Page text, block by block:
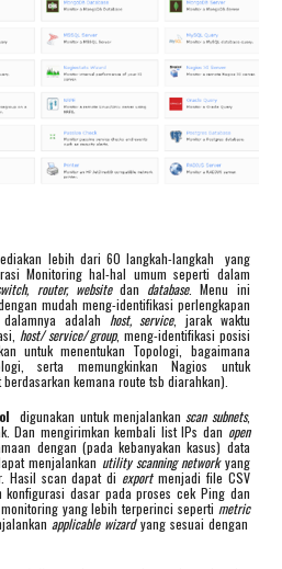
lebih dari 60 langkah-langkah yang
Monitoring hal-hal umum seperti dalam
router, website dan database. Menu ini
mudah meng-identifikasi perlengkapan
adalah host, service, jarak waktu
host/ service/ group, meng-identifikasi posisi
untuk menentukan Topologi, bagaimana
serta memungkinkan Nagios untuk
kemana route tsb diarahkan).
digunakan untuk menjalankanscan subnets,
Dan mengirimkan kembali list IPs dan open
dengan (pada kebanyakan kasus) data
menjalankan utility scanning networkyang
Hasil scan dapat di export menjadi file CSV
konfigurasi dasar pada proses cek Ping dan
yang lebih terperinci seperti metric
applicable wizardyang sesuai dengan